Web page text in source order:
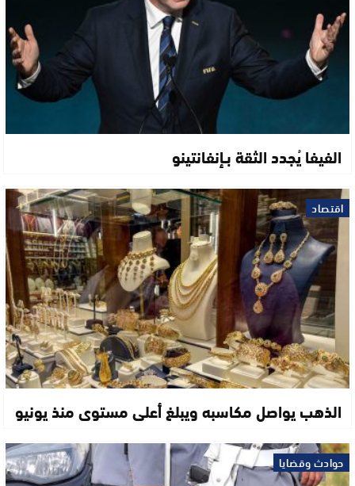
الفيفا يُجدد الثقة بـإنفانتينو
اقتصاد
الذهب يواصل مكاسبه ويبلغ أعلى مستوى منذ يونيو
حوادث وقضايا